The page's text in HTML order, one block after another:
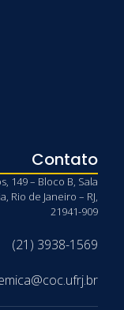
Contato
149 – Bloco B, Sala
Rio de Janeiro – RJ,
21941-909
(21) 3938-1569